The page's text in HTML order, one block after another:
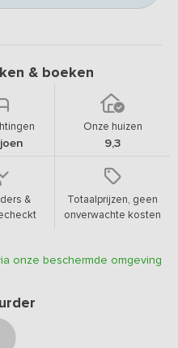
& boeken
Onze huizen
9,3
&
Totaalprijzen, geen
onverwachte kosten
onze beschermde omgeving